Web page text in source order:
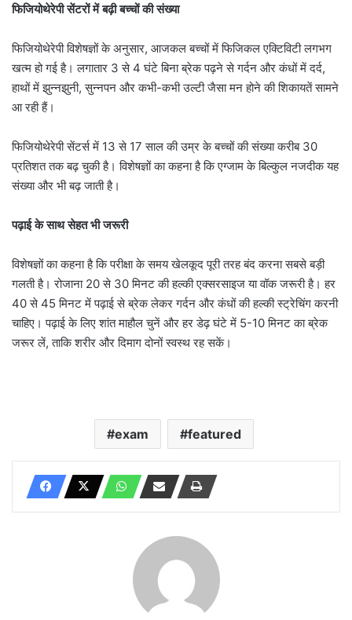
फिजियोथेरेपी सेंटरों में बढ़ी बच्चों की संख्या
फिजियोथेरेपी विशेषज्ञों के अनुसार, आजकल बच्चों में फिजिकल एक्टिविटी लगभग
खत्म हो गई है। लगातार 3 से 4 घंटे बिना ब्रेक पढ़ने से गर्दन और कंधों में दर्द,
हाथों में झुन्नझुनी, सुन्नपन और कभी-कभी उल्टी जैसा मन होने की शिकायतें सामने
आ रही हैं।
फिजियोथेरेपी सेंटर्स में 13 से 17 साल की उम्र के बच्चों की संख्या करीब 30
प्रतिशत तक बढ़ चुकी है। विशेषज्ञों का कहना है कि एग्जाम के बिल्कुल नजदीक यह
संख्या और भी बढ़ जाती है।
पढ़ाई के साथ सेहत भी जरूरी
विशेषज्ञों का कहना है कि परीक्षा के समय खेलकूद पूरी तरह बंद करना सबसे बड़ी
गलती है। रोजाना 20 से 30 मिनट की हल्की एक्सरसाइज या वॉक जरूरी है। हर
40 से 45 मिनट में पढ़ाई से ब्रेक लेकर गर्दन और कंधों की हल्की स्ट्रेचिंग करनी
चाहिए। पढ़ाई के लिए शांत माहौल चुनें और हर डेढ़ घंटे में 5-10 मिनट का ब्रेक
जरूर लें, ताकि शरीर और दिमाग दोनों स्वस्थ रह सकें।
exam featured